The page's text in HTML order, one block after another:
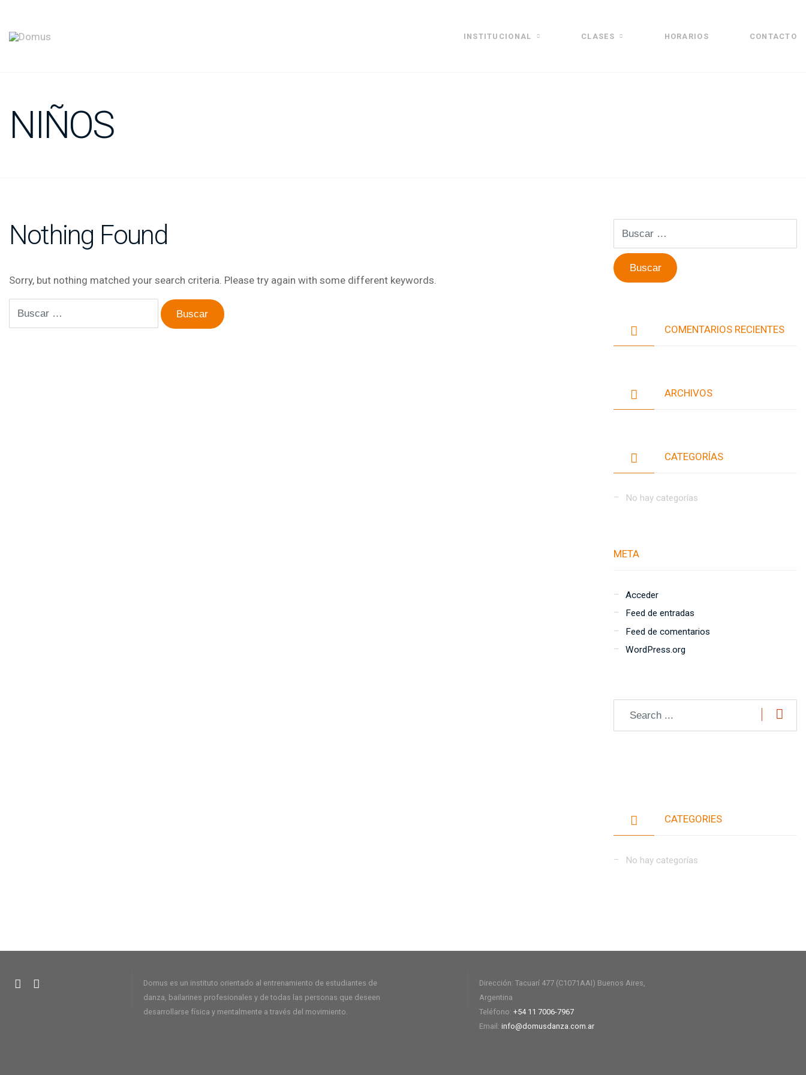
INSTITUCIONAL CLASES HORARIOS CONTACTO
NIÑOS
Nothing Found
Sorry, but nothing matched your search criteria. Please try again with some different keywords.
COMENTARIOS RECIENTES
ARCHIVOS
CATEGORÍAS
No hay categorías
META
Acceder
Feed de entradas
Feed de comentarios
WordPress.org
CATEGORIES
No hay categorías
Domus es un instituto orientado al entrenamiento de estudiantes de
danza, bailarines profesionales y de todas las personas que deseen
desarrollarse física y mentalmente a través del movimiento.
Dirección: Tacuarí 477 (C1071AAI) Buenos Aires,
Argentina
Teléfono: +54 11 7006-7967
Email: info@domusdanza.com.ar